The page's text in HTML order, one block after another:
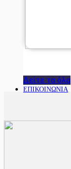
Δείτε τα όλα
ΕΠΙΚΟΙΝΩΝΙΑ